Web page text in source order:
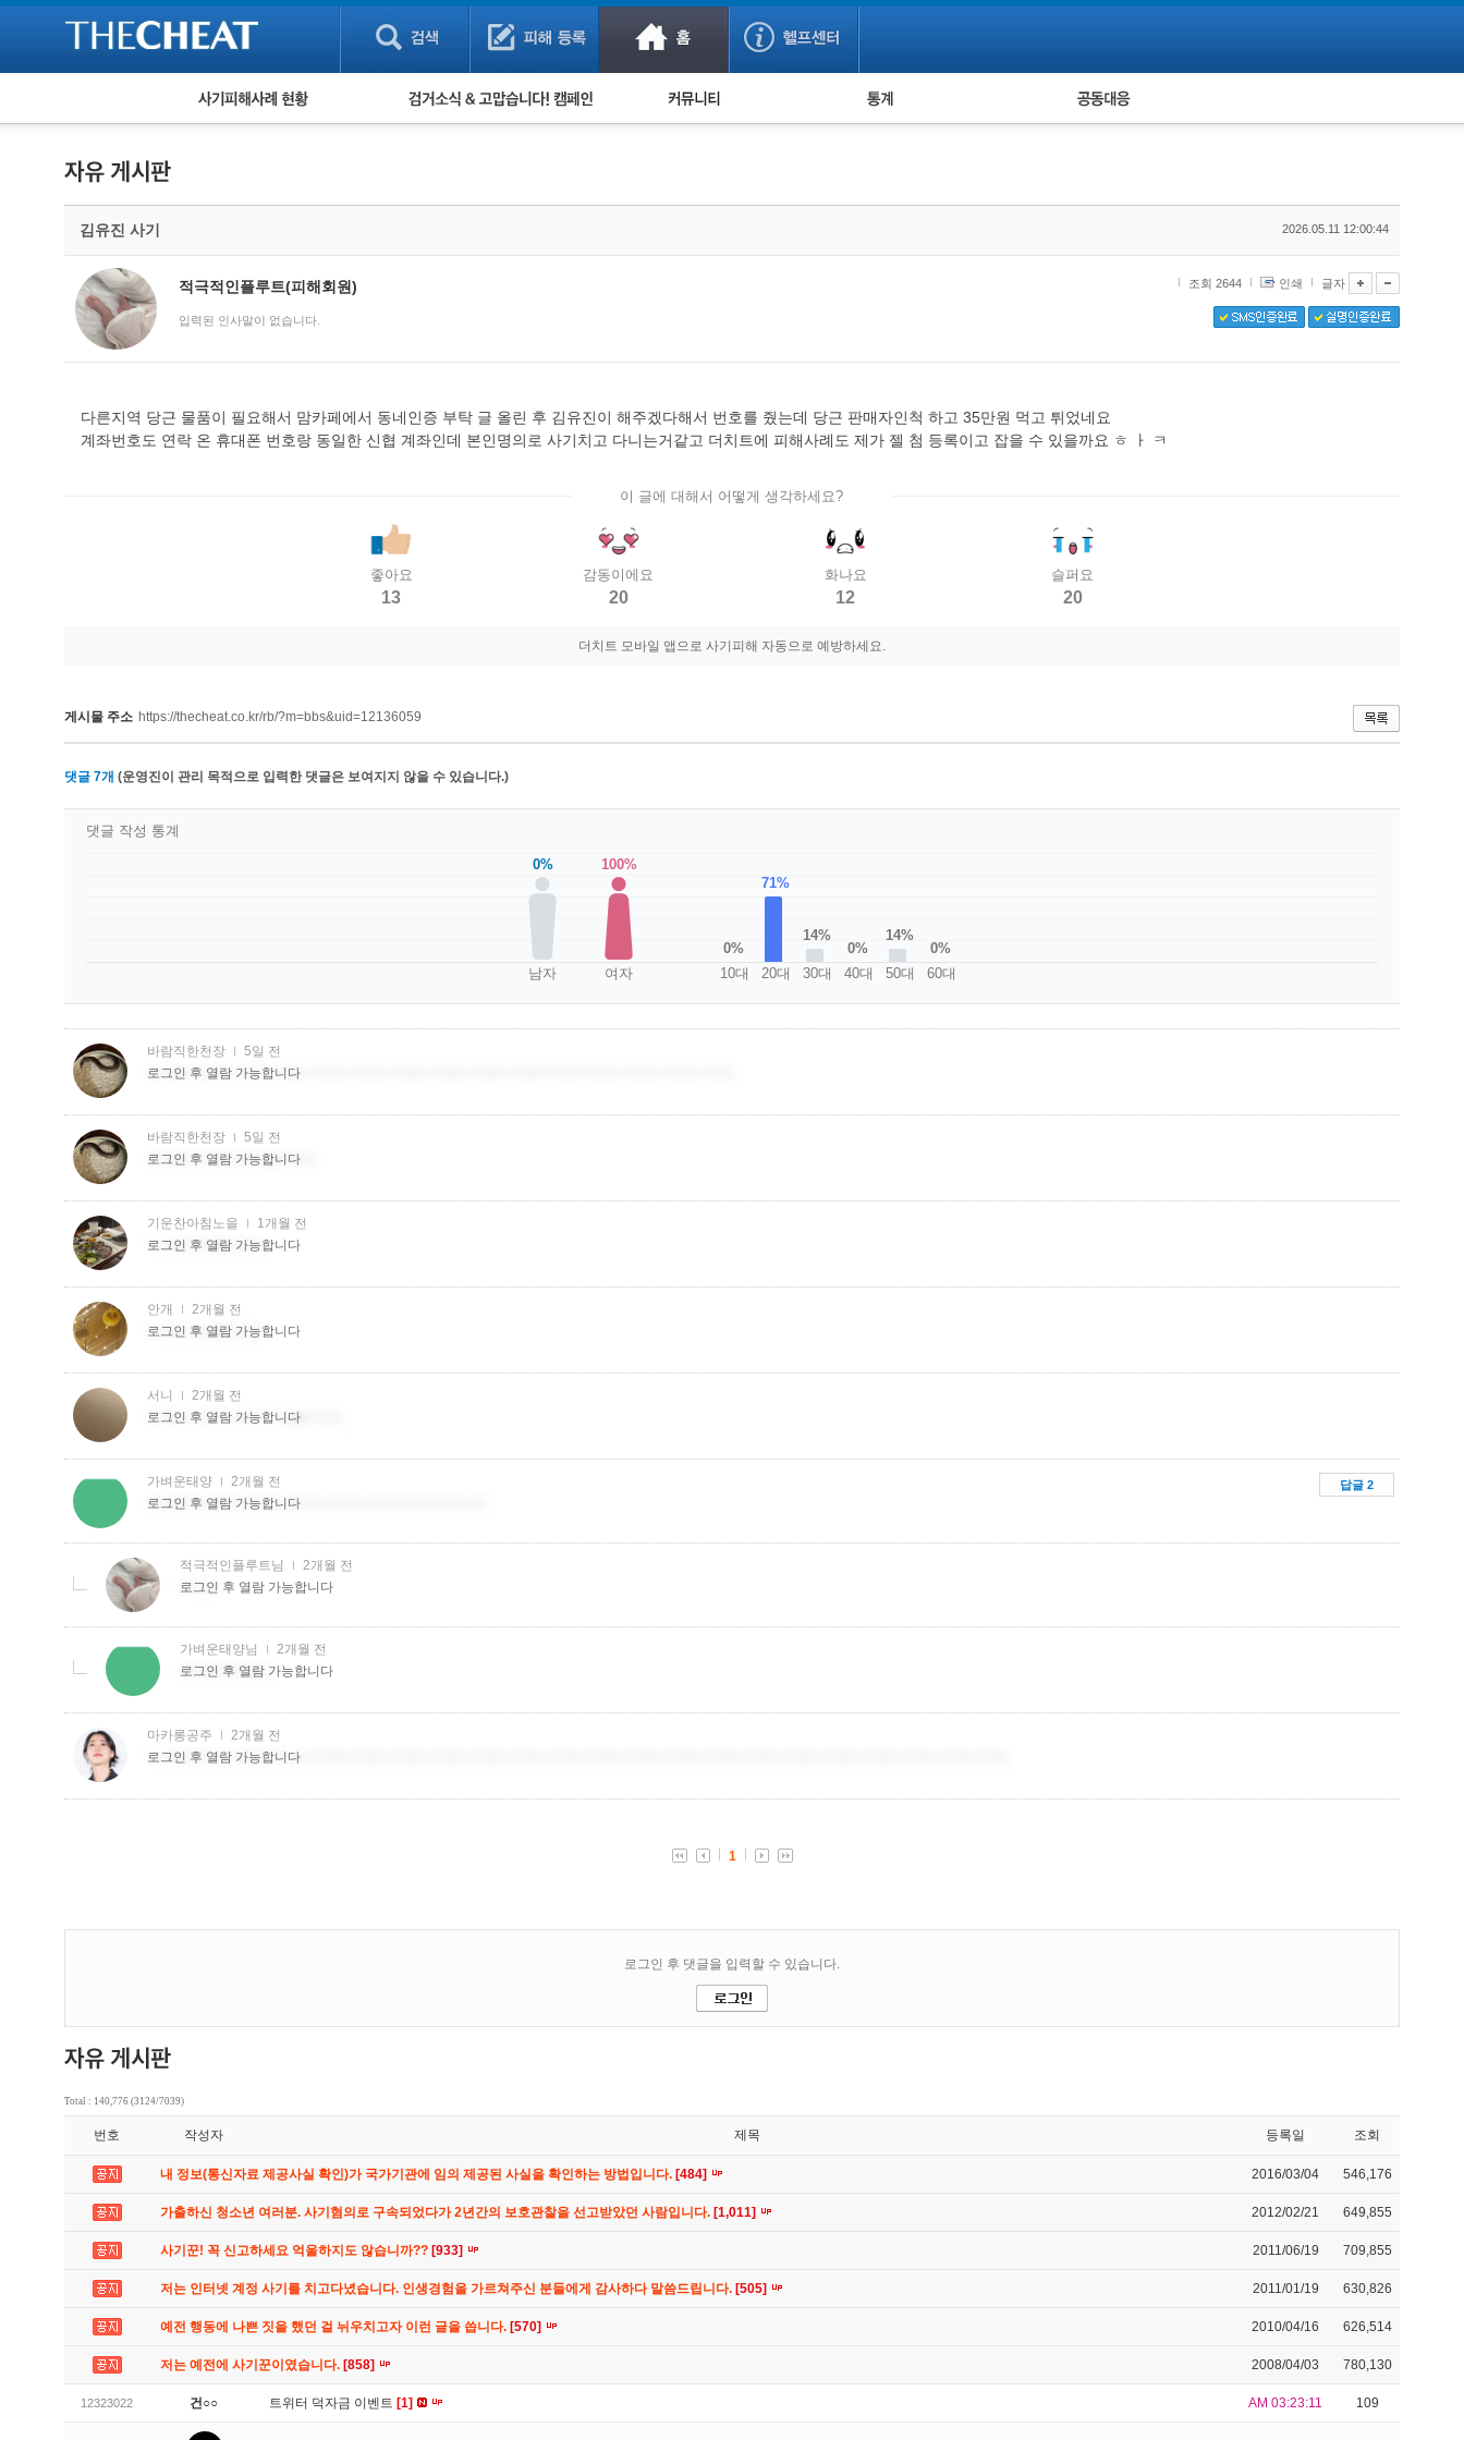
피해사례 현황
유해사이트 목록
비공개 피해사례
워킹홀리데이 피해사례
검거 소식 사기 예방했어요! 누적 피해사례 통계 피해자 공동대응
김유진 사기 2026.05.11 12:00:44
적극적인플루트(피해회원)
입력된 인사말이 없습니다.
조회 2644 인쇄 글자
다른지역 당근 물품이 필요해서 맘카페에서 동네인증 부탁 글 올린 후 김유진이 해주겠다해서 번호를 줬는데 당근 판매자인척 하고 35만원 먹고 튀었네요
계좌번호도 연락 온 휴대폰 번호랑 동일한 신협 계좌인데 본인명의로 사기치고 다니는거같고 더치트에 피해사례도 제가 젤 첨 등록이고 잡을 수 있을까요 ㅎ ㅏ ㅋ
이 글에 대해서 어떻게 생각하세요?
좋아요
13
감동이에요
20
화나요
12
슬퍼요
20
더치트 모바일 앱으로 사기피해 자동으로 예방하세요.
게시물 주소 https://thecheat.co.kr/rb/?m=bbs&uid=12136059
댓글 7개 (운영진이 관리 목적으로 입력한 댓글은 보여지지 않을 수 있습니다.)
0%
남자
100%
여자
0%
10대
71%
20대
14%
30대
0%
40대
14%
50대
0%
60대
댓글 작성 통계
Total : 140,776 (3124/7039)
번호 작성자 제목 등록일 조회
내 정보(통신자료 제공사실 확인)가 국가기관에 임의 제공된 사실을 확인하는 방법입니다. [484] 2016/03/04 546,176
가출하신 청소년 여러분. 사기혐의로 구속되었다가 2년간의 보호관찰을 선고받았던 사람입니다. [1,011] 2012/02/21 649,855
사기꾼! 꼭 신고하세요 억울하지도 않습니까?? [933] 2011/06/19 709,855
저는 인터넷 계정 사기를 치고다녔습니다. 인생경험을 가르쳐주신 분들에게 감사하다 말씀드립니다. [505] 2011/01/19 630,826
예전 행동에 나쁜 짓을 했던 걸 뉘우치고자 이런 글을 씁니다. [570] 2010/04/16 626,514
저는 예전에 사기꾼이였습니다. [858] 2008/04/03 780,130
12323022 건○○ 트위터 덕자금 이벤트 [1] AM 03:23:11 109